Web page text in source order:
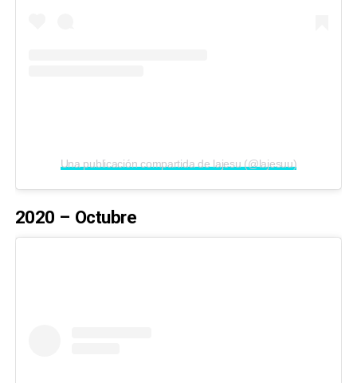
Una publicación compartida de lajesu (@lajesuu)
2020 – Octubre